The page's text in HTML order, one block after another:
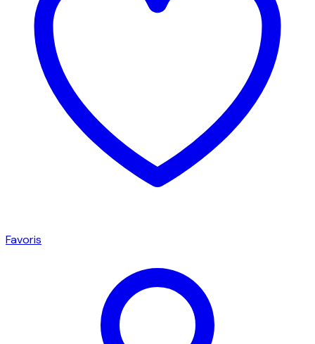
Favoris